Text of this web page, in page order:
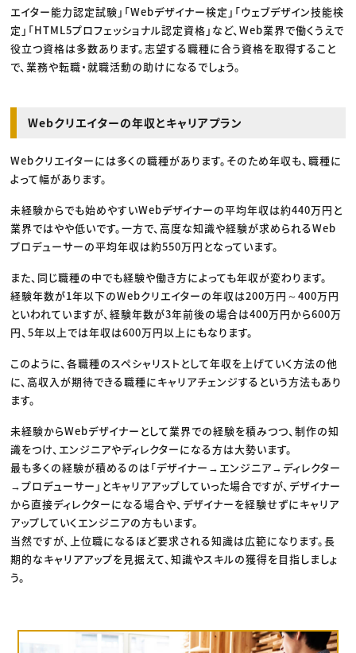
エイター能力認定試験」「Webデザイナー検定」「ウェブデザイン技能検
定」「HTML5プロフェッショナル認定資格」など、Web業界で働くうえで
役立つ資格は多数あります。志望する職種に合う資格を取得すること
で、業務や転職・就職活動の助けになるでしょう。
Webクリエイターの年収とキャリアプラン
Webクリエイターには多くの職種があります。そのため年収も、職種に
よって幅があります。
未経験からでも始めやすいWebデザイナーの平均年収は約440万円と
業界ではやや低いです。一方で、高度な知識や経験が求められるWeb
プロデューサーの平均年収は約550万円となっています。
また、同じ職種の中でも経験や働き方によっても年収が変わります。
経験年数が1年以下のWebクリエイターの年収は200万円～400万円
といわれていますが、経験年数が3年前後の場合は400万円から600万
円、5年以上では年収は600万円以上にもなります。
このように、各職種のスペシャリストとして年収を上げていく方法の他
に、高収入が期待できる職種にキャリアチェンジするという方法もあり
ます。
未経験からWebデザイナーとして業界での経験を積みつつ、制作の知
識をつけ、エンジニアやディレクターになる方は大勢います。
最も多くの経験が積めるのは「デザイナー→エンジニア→ディレクター
→プロデューサー」とキャリアアップしていった場合ですが、デザイナー
から直接ディレクターになる場合や、デザイナーを経験せずにキャリア
アップしていくエンジニアの方もいます。
当然ですが、上位職になるほど要求される知識は広範になります。長
期的なキャリアアップを見据えて、知識やスキルの獲得を目指しましょ
う。